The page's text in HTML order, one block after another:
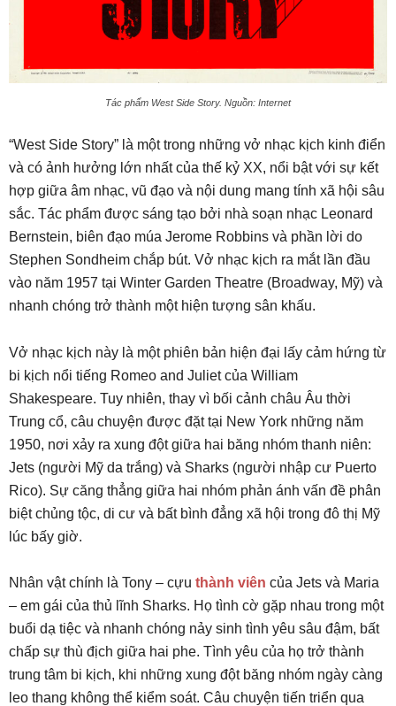
Tác phẩm West Side Story. Nguồn: Internet
“West Side Story” là một trong những vở nhạc kịch kinh điển
và có ảnh hưởng lớn nhất của thế kỷ XX, nổi bật với sự kết
hợp giữa âm nhạc, vũ đạo và nội dung mang tính xã hội sâu
sắc. Tác phẩm được sáng tạo bởi nhà soạn nhạc Leonard
Bernstein, biên đạo múa Jerome Robbins và phần lời do
Stephen Sondheim chắp bút. Vở nhạc kịch ra mắt lần đầu
vào năm 1957 tại Winter Garden Theatre (Broadway, Mỹ) và
nhanh chóng trở thành một hiện tượng sân khấu.
Vở nhạc kịch này là một phiên bản hiện đại lấy cảm hứng từ
bi kịch nổi tiếng Romeo and Juliet của William
Shakespeare. Tuy nhiên, thay vì bối cảnh châu Âu thời
Trung cổ, câu chuyện được đặt tại New York những năm
1950, nơi xảy ra xung đột giữa hai băng nhóm thanh niên:
Jets (người Mỹ da trắng) và Sharks (người nhập cư Puerto
Rico). Sự căng thẳng giữa hai nhóm phản ánh vấn đề phân
biệt chủng tộc, di cư và bất bình đẳng xã hội trong đô thị Mỹ
lúc bấy giờ.
Nhân vật chính là Tony – cựu thành viên của Jets và Maria
– em gái của thủ lĩnh Sharks. Họ tình cờ gặp nhau trong một
buổi dạ tiệc và nhanh chóng nảy sinh tình yêu sâu đậm, bất
chấp sự thù địch giữa hai phe. Tình yêu của họ trở thành
trung tâm bi kịch, khi những xung đột băng nhóm ngày càng
leo thang không thể kiểm soát. Câu chuyện tiến triển qua